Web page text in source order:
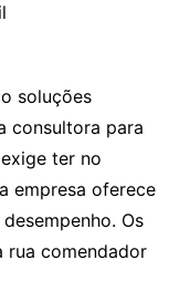
soluções
consultora para
ter no
empresa oferece
Os
rua comendador